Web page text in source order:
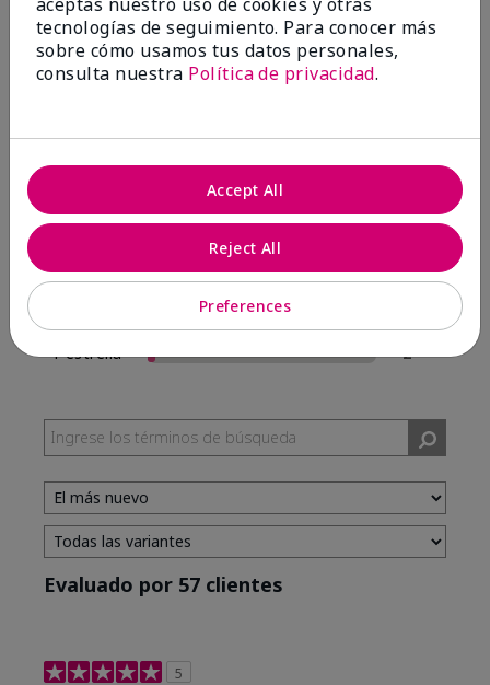
Escribir Una Opinión
3 estrellas
1
1 estrella
2
Evaluado por 57 clientes
5
tecnologías de seguimiento. Para conocer más
sobre cómo usamos tus datos personales,
consulta nuestra Política de privacidad.
Preferences
Reject All
Accept All